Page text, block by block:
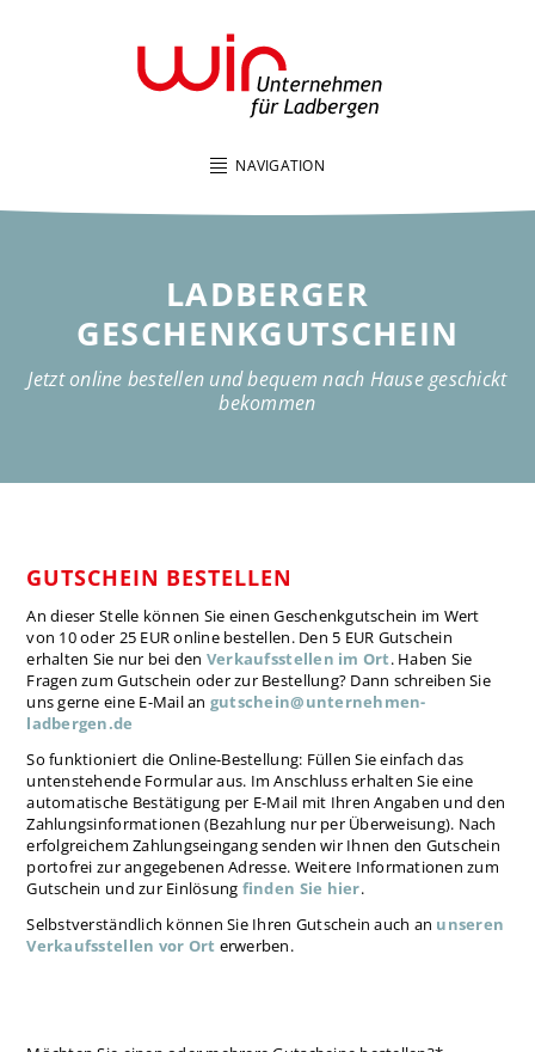
NAVIGATION
LADBERGER
GESCHENKGUTSCHEIN
Jetzt online bestellen und bequem nach Hause geschickt
bekommen
GUTSCHEIN BESTELLEN
An dieser Stelle können Sie einen Geschenkgutschein im Wert
von 10 oder 25 EUR online bestellen. Den 5 EUR Gutschein
erhalten Sie nur bei den Verkaufsstellen im Ort. Haben Sie
Fragen zum Gutschein oder zur Bestellung? Dann schreiben Sie
uns gerne eine E-Mail an gutschein@unternehmen-
ladbergen.de
So funktioniert die Online-Bestellung: Füllen Sie einfach das
untenstehende Formular aus. Im Anschluss erhalten Sie eine
automatische Bestätigung per E-Mail mit Ihren Angaben und den
Zahlungsinformationen (Bezahlung nur per Überweisung). Nach
erfolgreichem Zahlungseingang senden wir Ihnen den Gutschein
portofrei zur angegebenen Adresse. Weitere Informationen zum
Gutschein und zur Einlösung finden Sie hier.
Selbstverständlich können Sie Ihren Gutschein auch an unseren
Verkaufsstellen vor Ort erwerben.